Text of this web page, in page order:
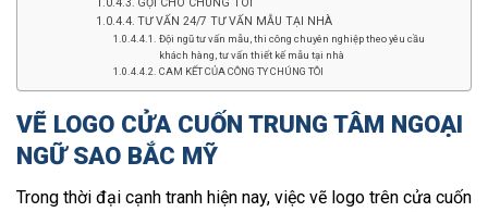
TƯ VẤN 24/7 TƯ VẤN MẪU TẠI NHÀ
Đội ngũ tư vấn mẫu, thi công chuyên nghiệp theo yêu cầu
khách hàng, tư vấn thiết kế mẫu tại nhà
CAM KẾT CỦA CÔNG TY CHÚNG TÔI
VẼ LOGO CỬA CUỐN TRUNG TÂM NGOẠI
NGỮ SAO BẮC MỸ
Trong thời đại cạnh tranh hiện nay, việc vẽ logo trên cửa cuốn